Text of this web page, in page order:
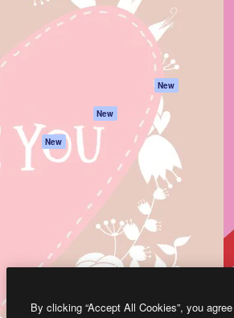
AI 어시스턴트
AI 이미지 생성기
AI 동영상 생성기
용 MCP
New
Agents New
문서
지원
이용 약관
개인정보 보호 정책
원본 New
쿠키 정책
Trust Center
제휴 파트너
비지니스
모든 권리는 보호 받습니다
By clicking “Accept All Cookies”, you